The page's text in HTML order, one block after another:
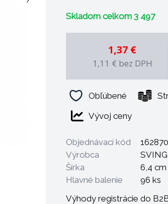
Skladom celkom 3 497
1,37 €
1,11 € bez DPH
Obľúbené
Vývoj ceny
Objednávací kód 162870
Výrobca
SVING
Šírka
6,4 cm
Hlavné balenie
96 ks
Výhody registrácie do